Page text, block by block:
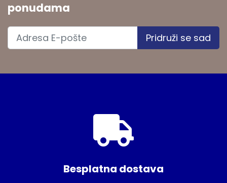
ponudama
Pridruži se sad
Besplatna dostava